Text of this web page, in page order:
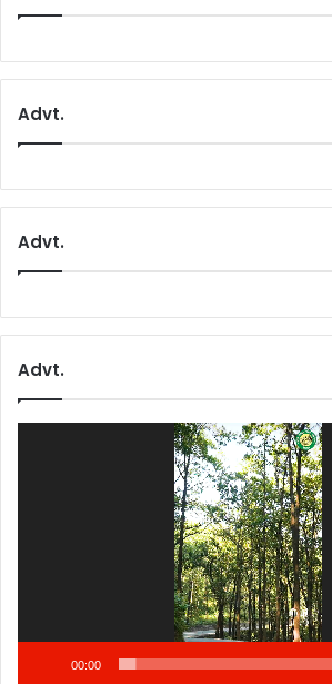
Advt.
Advt.
Advt.
00:00